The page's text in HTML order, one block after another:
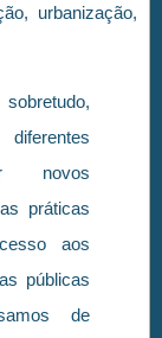
urbanização,
novos
práticas
aos
públicas
de